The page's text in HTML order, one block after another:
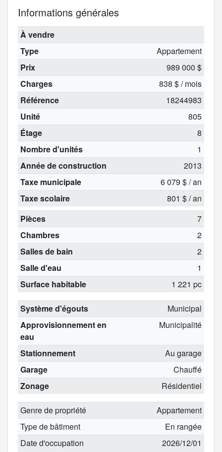
Informations générales
À vendre
Type
Appartement
Prix
989 000 $
Charges
838 $ / mois
Référence
18244983
Unité
805
Étage
8
Nombre d'unités
1
Année de construction
2013
Taxe municipale
6 079 $ / an
Taxe scolaire
801 $ / an
Pièces
7
Chambres
2
Salles de bain
2
Salle d'eau
1
Surface habitable
1 221 pc
Système d'égouts
Municipal
Approvisionnement en
eau
Municipalité
Stationnement
Au garage
Garage
Chauffé
Zonage
Résidentiel
Genre de propriété
Appartement
Type de bâtiment
En rangée
Date d'occupation
2026/12/01